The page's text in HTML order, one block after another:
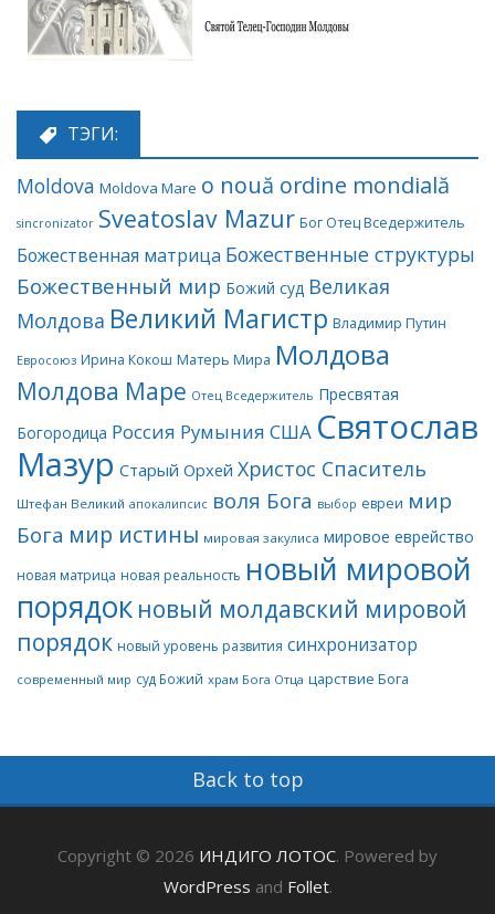
ТЭГИ:
Moldova Moldova Mare o nouă ordine mondială
sincronizator Sveatoslav Mazur Бог Отец Вседержитель
Божественная матрица Божественные структуры
Божественный мир Божий суд Великая
Молдова Великий Магистр Владимир Путин
Евросоюз Ирина Кокош Матерь Мира Молдова
Молдова Маре Отец Вседержитель Пресвятая
Богородица Россия Румыния США Святослав
Мазур Старый Орхей Христос Спаситель
Штефан Великий апокалипсис воля Бога выбор евреи мир
Бога мир истины мировая закулиса мировое еврейство
новая матрица новая реальность новый мировой
порядок новый молдавский мировой
порядок новый уровень развития синхронизатор
современный мир суд Божий храм Бога Отца царствие Бога
Back to top
Copyright © 2026 ИНДИГО ЛОТОС. Powered by
WordPress and Follet.